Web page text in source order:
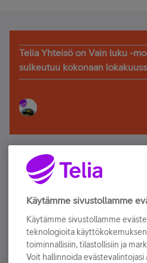
Telia Yhteisö on Vain luku -
sulkeutuu kokonaan
Älä jää paitsi –
Tilaa Telian uutiskirje ja olet
sähköpostiisi.
Tilaa nyt
Käytämme sivustollamme
Käytämme sivustollamme
teknologioita
toiminnallisiin, tilastollisiin ja
Voit hallinnoida evästevalintojasi